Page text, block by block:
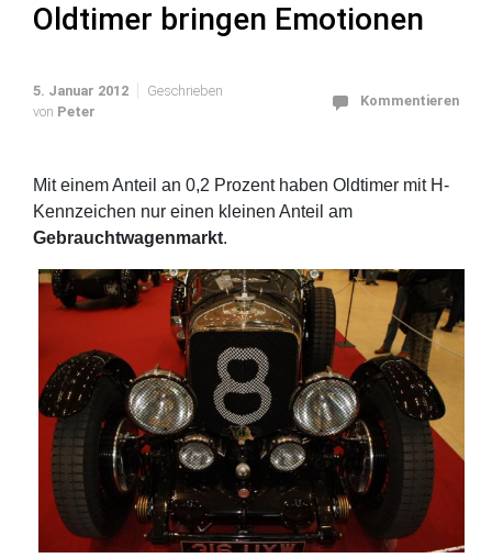
Oldtimer bringen Emotionen
5. Januar 2012
Geschrieben
von Peter
Kommentieren
Mit einem Anteil an 0,2 Prozent haben Oldtimer mit H-
Kennzeichen nur einen kleinen Anteil am
Gebrauchtwagenmarkt.